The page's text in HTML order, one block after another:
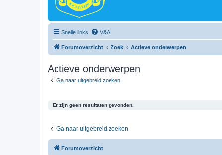
Snelle links V&A
Forumoverzicht Zoek Actieve onderwerpen
Actieve onderwerpen
Ga naar uitgebreid zoeken
Er zijn geen resultaten gevonden.
Ga naar uitgebreid zoeken
Forumoverzicht